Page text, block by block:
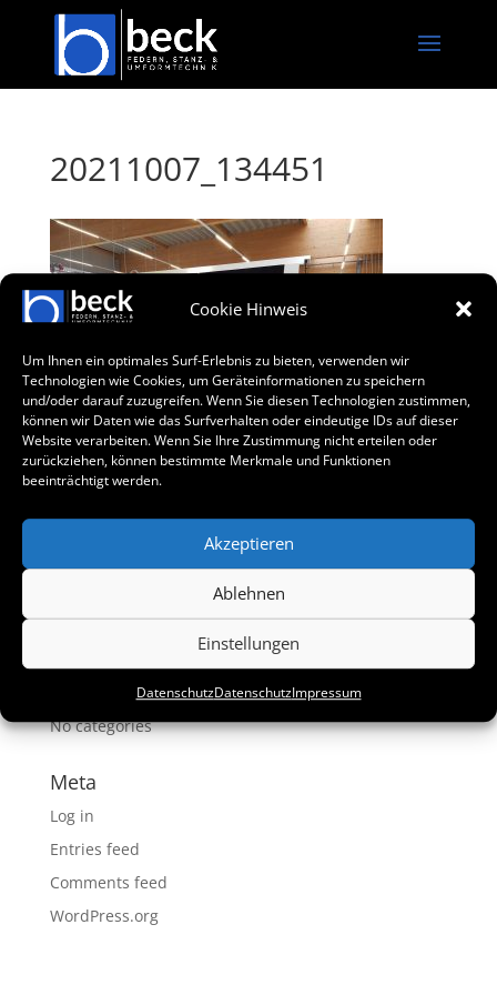
Cookie Hinweis
Um Ihnen ein optimales Surf-Erlebnis zu bieten, verwenden wir
Technologien wie Cookies, um Geräteinformationen zu speichern
und/oder darauf zuzugreifen. Wenn Sie diesen Technologien zustimmen,
können wir Daten wie das Surfverhalten oder eindeutige IDs auf dieser
Website verarbeiten. Wenn Sie Ihre Zustimmung nicht erteilen oder
zurückziehen, können bestimmte Merkmale und Funktionen
beeinträchtigt werden.
Akzeptieren
Ablehnen
Einstellungen
DatenschutzDatenschutzImpressum
20211007_134451
Recent Comments
Archives
Categories
No categories
Meta
Log in
Entries feed
Comments feed
WordPress.org